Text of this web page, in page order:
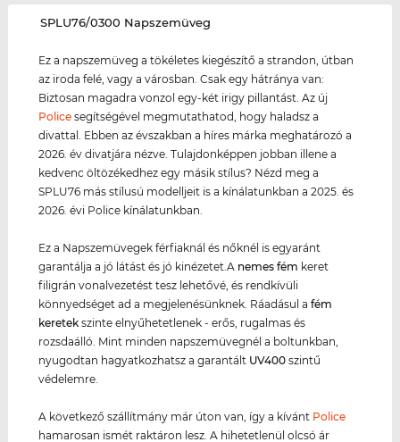
‌SPLU76/0300 Napszemüveg
Ez a napszemüveg a tökéletes kiegészítő a strandon, útban
az iroda felé, vagy a városban. Csak egy hátránya van:
Biztosan magadra vonzol egy-két irigy pillantást. Az új
Police segítségével megmutathatod, hogy haladsz a
divattal. Ebben az évszakban a híres márka meghatározó a
2026. év divatjára nézve. Tulajdonképpen jobban illene a
kedvenc öltözékedhez egy másik stílus? Nézd meg a
SPLU76 más stílusú modelljeit is a kínálatunkban a 2025. és
2026. évi Police kínálatunkban.
Ez a Napszemüvegek férfiaknál és nőknél is egyaránt
garantálja a jó látást és jó kinézetet.A nemes fém keret
filigrán vonalvezetést tesz lehetővé, és rendkívüli
könnyedséget ad a megjelenésünknek. Ráadásul afém
keretek szinte elnyűhetetlenek - erős, rugalmas és
rozsdaálló. Mint minden napszemüvegnél a boltunkban,
nyugodtan hagyatkozhatsz a garantált UV400 szintű
védelemre.
A következő szállítmány már úton van, így a kívánt Police
hamarosan ismét raktáron lesz. A hihetetlenül olcsó ár